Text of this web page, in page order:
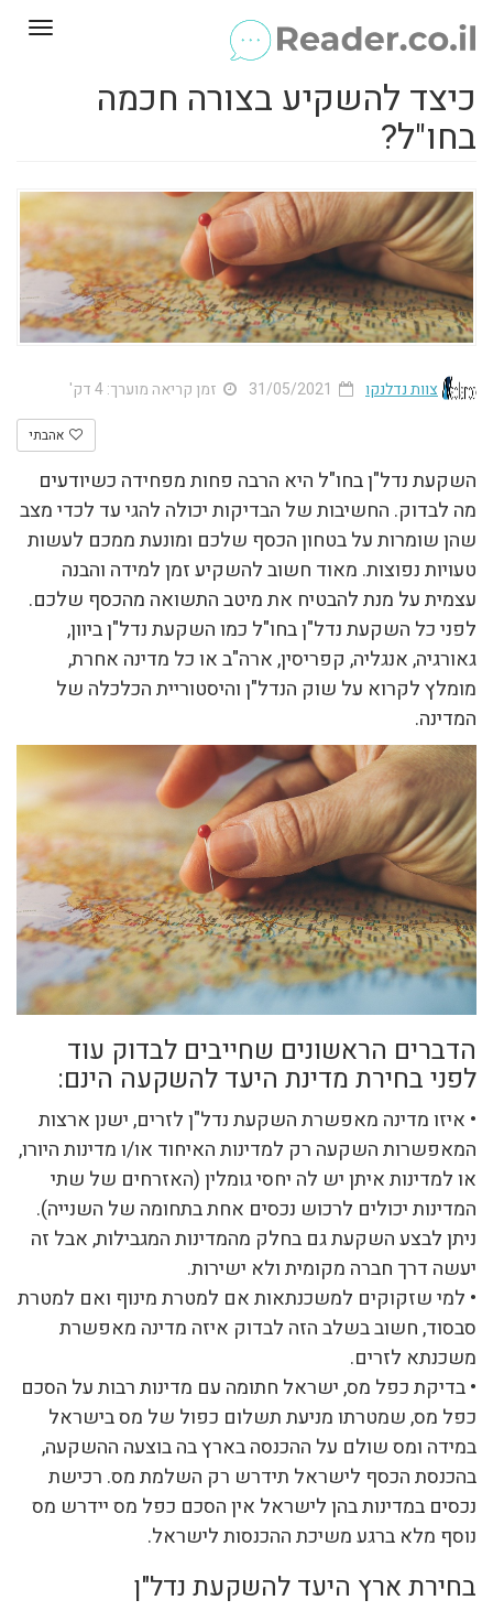
כיצד להשקיע בצורה חכמה
בחו"ל?
צוות נדלנקו זמן קריאה מוערך: 4 דק'
אהבתי
השקעת נדל"ן בחו"ל היא הרבה פחות מפחידה כשיודעים
מה לבדוק. החשיבות של הבדיקות יכולה להגי עד לכדי מצב
שהן שומרות על בטחון הכסף שלכם ומונעת ממכם לעשות
טעויות נפוצות. מאוד חשוב להשקיע זמן למידה והבנה
עצמית על מנת להבטיח את מיטב התשואה מהכסף שלכם.
לפני כל השקעת נדל"ן בחו"ל כמו השקעת נדל"ן ביוון,
גאורגיה, אנגליה, קפריסין, ארה"ב או כל מדינה אחרת,
מומלץ לקרוא על שוק הנדל"ן והיסטוריית הכלכלה של
המדינה.
הדברים הראשונים שחייבים לבדוק עוד
לפני בחירת מדינת היעד להשקעה הינם:
• איזו מדינה מאפשרת השקעת נדל"ן לזרים, ישנן ארצות
המאפשרות השקעה רק למדינות האיחוד או/ו מדינות היורו,
או למדינות איתן יש לה יחסי גומלין (האזרחים של שתי
המדינות יכולים לרכוש נכסים אחת בתחומה של השנייה).
ניתן לבצע השקעת גם בחלק מהמדינות המגבילות, אבל זה
יעשה דרך חברה מקומית ולא ישירות.
• למי שזקוקים למשכנתאות אם למטרת מינוף ואם למטרת
סבסוד, חשוב בשלב הזה לבדוק איזה מדינה מאפשרת
משכנתא לזרים.
• בדיקת כפל מס, ישראל חתומה עם מדינות רבות על הסכם
כפל מס, שמטרתו מניעת תשלום כפול של מס בישראל
במידה ומס שולם על ההכנסה בארץ בה בוצעה ההשקעה,
בהכנסת הכסף לישראל תידרש רק השלמת מס. רכישת
נכסים במדינות בהן לישראל אין הסכם כפל מס יידרש מס
נוסף מלא ברגע משיכת ההכנסות לישראל.
בחירת ארץ היעד להשקעת נדל"ן